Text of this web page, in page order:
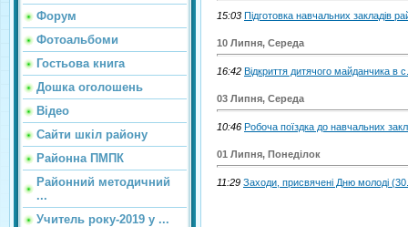
Форум
Фотоальбоми
Гостьова книга
Дошка оголошень
Відео
Сайти шкіл району
Районна ПМПК
Районний методичний
...
Учитель року-2019 у ...
15:03 Підготовка навчальних закладів
10 Липня, Середа
16:42 Відкриття дитячого майданчика
03 Липня, Середа
10:46 Робоча поїздка до навчальних
01 Липня, Понеділок
11:29 Заходи, присвячені Дню молоді